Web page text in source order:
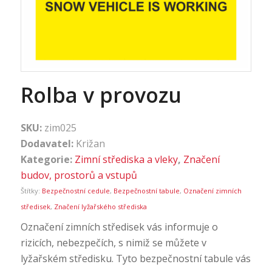
Rolba v provozu
SKU: zim025
Dodavatel: Križan
Kategorie: Zimní střediska a vleky, Značení
budov, prostorů a vstupů
Štítky: Bezpečnostní cedule, Bezpečnostní tabule, Označení zimních
středisek, Značení lyžařského střediska
Označení zimních středisek vás informuje o
rizicích, nebezpečích, s nimiž se můžete v
lyžařském středisku. Tyto bezpečnostní tabule vás